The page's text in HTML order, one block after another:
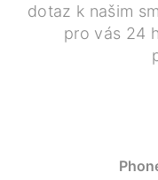
dotaz k našim
pro vás 24